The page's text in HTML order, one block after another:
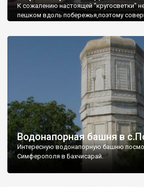
К сожалению настоящей "кругосветки"
пешком вдоль побережья,поэтому
Водонапорная башня в
Интересную водонапорную башню
Симферополя в Бахчисарай.